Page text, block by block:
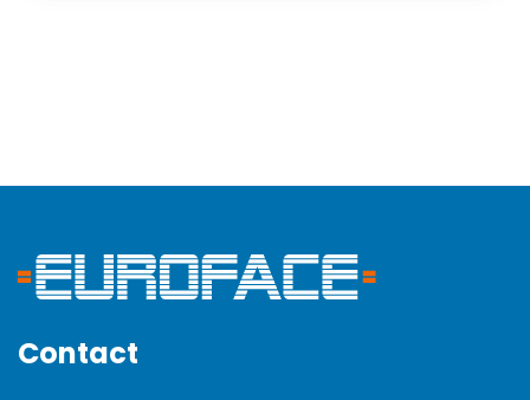
Contact